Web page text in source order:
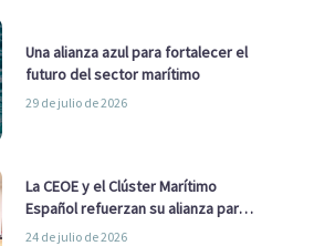
Una alianza azul para fortalecer el
futuro del sector marítimo
29 de julio de 2026
La CEOE y el Clúster Marítimo
Español refuerzan su alianza para
impulsar una estrategia Nacional
24 de julio de 2026